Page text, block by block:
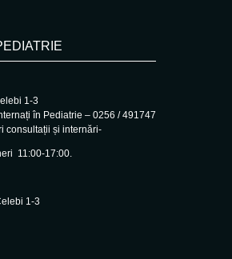
1-3
în Pediatrie – 0256 / 491747
consultații și internări-
11:00-17:00.
1-3